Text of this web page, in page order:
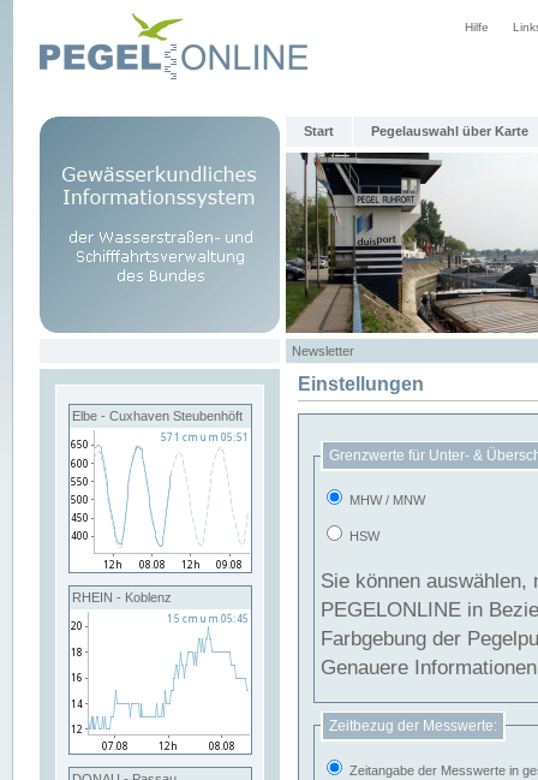
Hilfe
Start Pegelauswahl über Karte
Newsletter
Elbe - Cuxhaven Steubenhöft
RHEIN - Koblenz
Einstellungen
Grenzwerte für Unter- &
MHW / MNW
HSW
Sie können
PEGELONLINE in Beziehung
Farbgebung der
Genauere
Zeitbezug der Messwerte:
Zeitangabe der Messwerte in